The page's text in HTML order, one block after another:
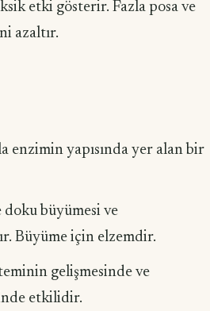
etki gösterir. Fazla posa ve
azaltır.
enzimin yapısında yer alan bir
doku büyümesi ve
Büyüme için elzemdir.
gelişmesinde ve
etkilidir.